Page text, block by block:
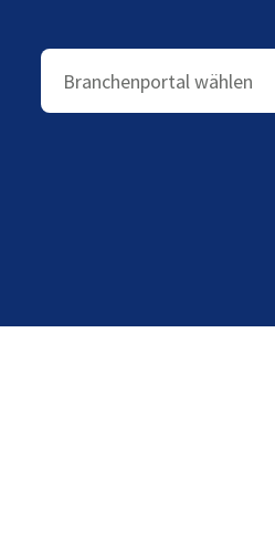
Branchenportal wählen